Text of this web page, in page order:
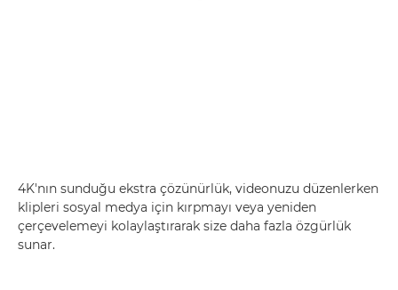
4K'nın sunduğu ekstra çözünürlük, videonuzu düzenlerken
klipleri sosyal medya için kırpmayı veya yeniden
çerçevelemeyi kolaylaştırarak size daha fazla özgürlük
sunar.